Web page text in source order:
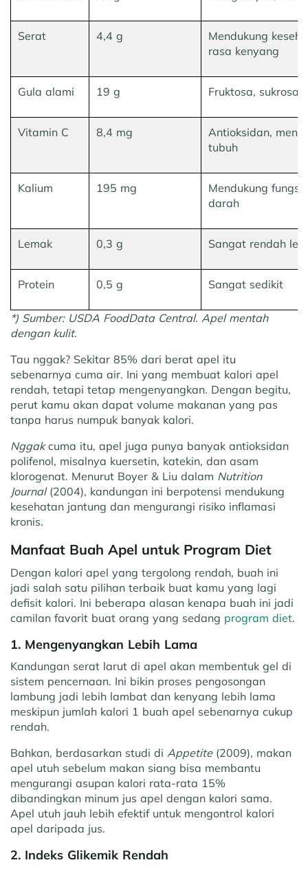
Serat 4,4 g
Mendukung
rasa kenyang
Gula alami 19 g Fruktosa, sukrosa,
Vitamin C 8,4 mg
Antioksidan,
tubuh
Kalium 195 mg
Mendukung
darah
Lemak 0,3 g Sangat rendah
Protein 0,5 g Sangat sedikit
*) Sumber: USDA FoodData Central. Apel mentah
dengan kulit.
Tau nggak? Sekitar 85% dari berat apel itu
sebenarnya cuma air. Ini yang membuat kalori apel
rendah, tetapi tetap mengenyangkan. Dengan begitu,
perut kamu akan dapat volume makanan yang pas
tanpa harus numpuk banyak kalori.
Nggakcuma itu, apel juga punya banyak antioksidan
polifenol, misalnya kuersetin, katekin, dan asam
klorogenat. Menurut Boyer & Liu dalam Nutrition
Journal(2004), kandungan ini berpotensi mendukung
kesehatan jantung dan mengurangi risiko inflamasi
kronis.
Manfaat Buah Apel untuk Program Diet
Dengan kalori apel yang tergolong rendah, buah ini
jadi salah satu pilihan terbaik buat kamu yang lagi
defisit kalori. Ini beberapa alasan kenapa buah ini jadi
camilan favorit buat orang yang sedang program diet.
1. Mengenyangkan Lebih Lama
Kandungan serat larut di apel akan membentuk gel di
sistem pencernaan. Ini bikin proses pengosongan
lambung jadi lebih lambat dan kenyang lebih lama
meskipun jumlah kalori 1 buah apel sebenarnya cukup
rendah.
Bahkan, berdasarkan studi di Appetite (2009), makan
apel utuh sebelum makan siang bisa membantu
mengurangi asupan kalori rata-rata 15%
dibandingkan minum jus apel dengan kalori sama.
Apel utuh jauh lebih efektif untuk mengontrol kalori
apel daripada jus.
2. Indeks Glikemik Rendah